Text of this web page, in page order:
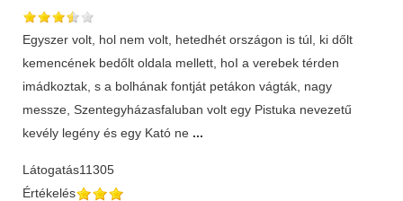
Egyszer volt, hol nem volt, hetedhét országon is túl, ki dőlt
kemencének bedőlt oldala mellett, hoI a verebek térden
imádkoztak, s a bolhának fontját petákon vágták, nagy
messze, Szentegyházasfaluban volt egy Pistuka nevezetű
kevély legény és egy Kató ne ...
Látogatás11305
Értékelés